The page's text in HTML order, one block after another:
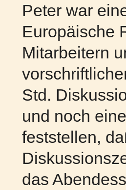
Peter war
Europäische
Mitarbeitern
Std.
und noch
feststellen,
das